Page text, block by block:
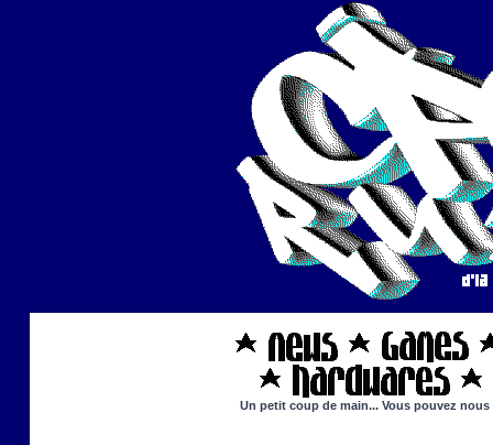
Un petit coup de main... Vous pouvez